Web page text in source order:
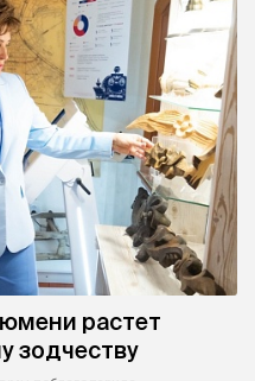
растет
зодчеству